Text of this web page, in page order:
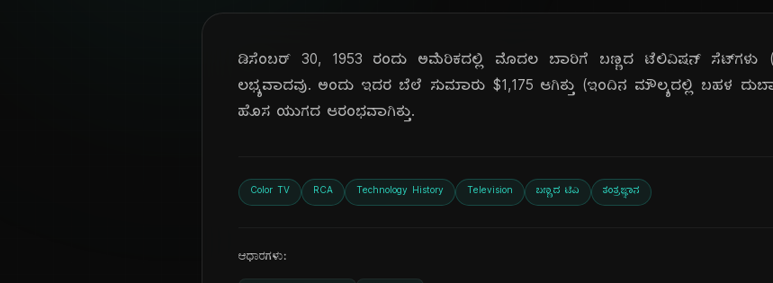
ಡಿಸೆಂಬರ್ 30, 1953 ರಂದು ಅಮೆರಿಕದಲ್ಲಿ ಮೊದಲ ಬಾರಿಗೆ ಬಣ್ಣದ ಟೆಲಿವಿಷನ್ ಸೆಟ್‌ಗಳು
ಲಭ್ಯವಾದವು. ಅಂದು ಇದರ ಬೆಲೆ ಸುಮಾರು $1,175 ಆಗಿತ್ತು (ಇಂದಿನ ಮೌಲ್ಯದಲ್ಲಿ ಬಹಳ
ಹೊಸ ಯುಗದ ಆರಂಭವಾಗಿತ್ತು.
Color TV RCA Technology History Television ಬಣ್ಣದ ಟಿವಿ ತಂತ್ರಜ್ಞಾನ
ಆಧಾರಗಳು: